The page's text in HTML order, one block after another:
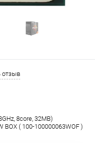
отзыв
8core, 32MB)
BOX ( 100-100000063WOF )